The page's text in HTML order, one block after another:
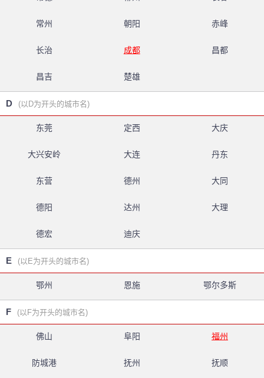
常州 朝阳 赤峰
长治 成都 昌都
昌吉 楚雄
D (以D为开头的城市名)
东莞 定西 大庆
大兴安岭 大连 丹东
东营 德州 大同
德阳 达州 大理
德宏 迪庆
E (以E为开头的城市名)
鄂州 恩施 鄂尔多斯
F (以F为开头的城市名)
佛山 阜阳 福州
防城港 抚州 抚顺